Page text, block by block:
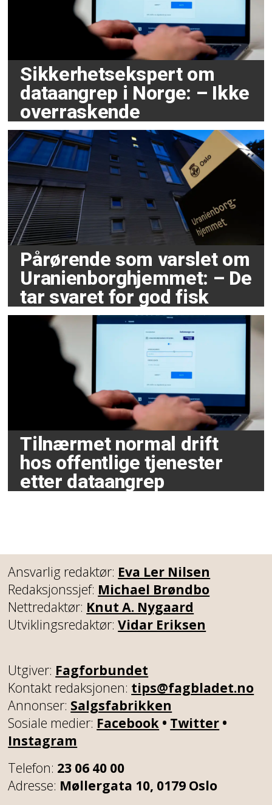
Sikkerhetsekspert om
dataangrep i Norge: – Ikke
overraskende
Pårørende som varslet om
Uranienborghjemmet: – De
tar svaret for god fisk
Tilnærmet normal drift
hos offentlige tjenester
etter dataangrep
Ansvarlig redaktør: Eva Ler Nilsen
Redaksjonssjef: Michael Brøndbo
Nettredaktør: Knut A. Nygaard
Utviklingsredaktør:Vidar Eriksen
Utgiver: Fagforbundet
Kontakt redaksjonen: tips@fagbladet.no
Annonser: Salgsfabrikken
Sosiale medier: Facebook • Twitter •
Instagram
Telefon: 23 06 40 00
Adresse: Møllergata 10, 0179 Oslo